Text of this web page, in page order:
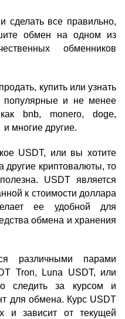
сделать все правильно,
обмен на одном из
обменников
купить или узнать
популярные и не менее
bnb, monero, doge,
многие другие.
USDT, или вы хотите
другие криптовалюты, то
USDT является
к стоимости доллара
ее удобной для
обмена и хранения
различными парами
Tron, Luna USDT, или
следить за курсом и
для обмена. Курс USDT
и зависит от текущей